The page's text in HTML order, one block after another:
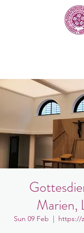
Marien,
Sun 09 Feb
  |
https://